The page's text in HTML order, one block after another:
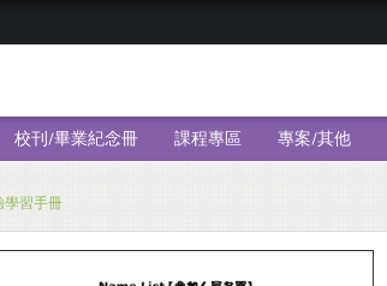
校刊/畢業紀念冊 課程專區 專案/其他
學習手冊